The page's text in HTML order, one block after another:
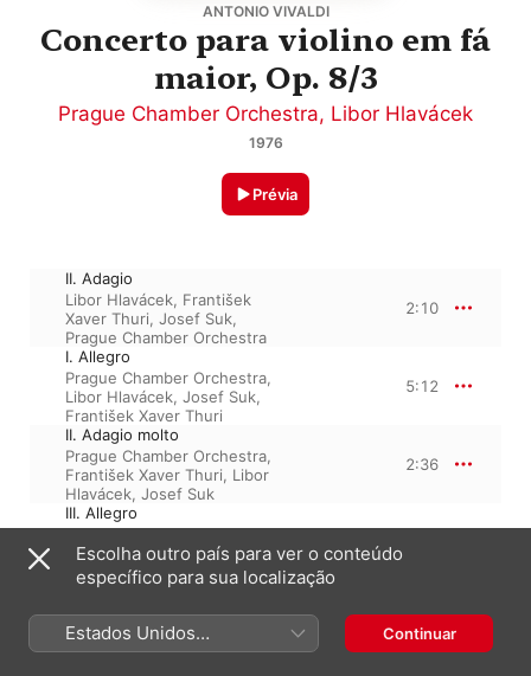
ANTONIO VIVALDI
Concerto para violino em fá
maior, Op. 8/3
Prague Chamber Orchestra, Libor Hlavácek
1976
Prévia
II. Adagio
Libor Hlavácek, František
Xaver Thuri, Josef Suk,
Prague Chamber Orchestra
2:10
I. Allegro
Prague Chamber Orchestra,
Libor Hlavácek, Josef Suk,
František Xaver Thuri
5:12
II. Adagio molto
Prague Chamber Orchestra,
František Xaver Thuri, Libor
Hlavácek, Josef Suk
2:36
III. Allegro
Josef Suk,Prague Chamber
Orchestra,František Xaver
Thuri,Libor Hlavácek
1 de janeiro de 1976
Escolha outro país para ver o conteúdo
específico para sua localização
Estados Unidos
(Português Brasil)
Continuar